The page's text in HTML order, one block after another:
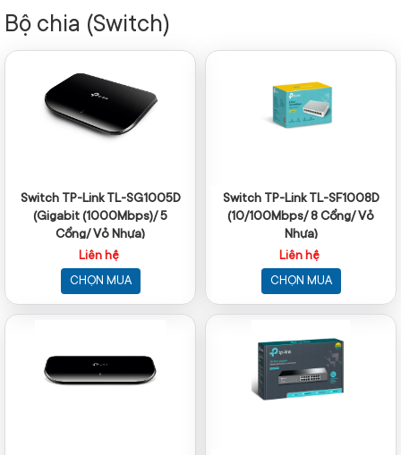
Bộ chia (Switch)
Switch TP-Link TL-SG1005D
(Gigabit (1000Mbps)/ 5
Cổng/ Vỏ Nhựa)
Liên hệ
CHỌN MUA
Switch TP-Link TL-SF1008D
(10/100Mbps/ 8 Cổng/ Vỏ
Nhựa)
Liên hệ
CHỌN MUA